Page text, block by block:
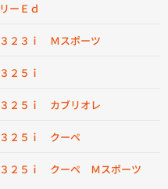
リーＥｄ
３２３ｉ Ｍスポーツ
３２５ｉ
３２５ｉ カブリオレ
３２５ｉ クーペ
３２５ｉ クーペ Ｍスポーツ